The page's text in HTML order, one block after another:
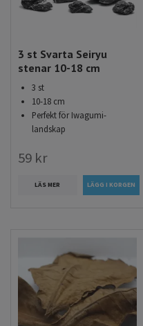
3 st Svarta Seiryu
stenar 10-18 cm
3 st
10-18 cm
Perfekt för Iwagumi-
landskap
59 kr
LÄS MER